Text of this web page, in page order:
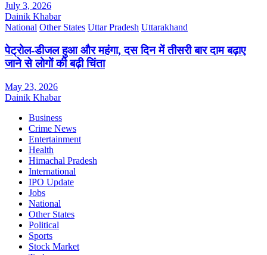
July 3, 2026
Dainik Khabar
National Other States Uttar Pradesh Uttarakhand
पेट्रोल-डीजल हुआ और महंगा, दस दिन में तीसरी बार दाम बढ़ाए
जाने से लोगों की बढ़ी चिंता
May 23, 2026
Dainik Khabar
Business
Crime News
Entertainment
Health
Himachal Pradesh
International
IPO Update
Jobs
National
Other States
Political
Sports
Stock Market